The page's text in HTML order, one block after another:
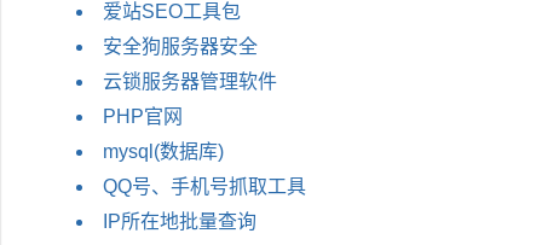
爱站SEO工具包
安全狗服务器安全
云锁服务器管理软件
PHP官网
mysql(数据库)
QQ号、手机号抓取工具
IP所在地批量查询